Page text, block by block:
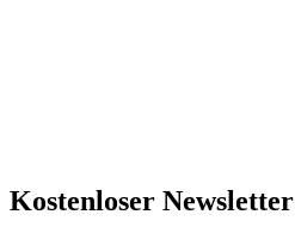
Kostenloser Newsletter